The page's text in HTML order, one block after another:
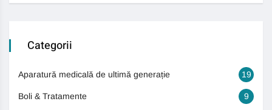
Categorii
Aparatură medicală de ultimă generație 19
Boli & Tratamente 9